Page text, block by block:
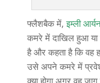
फ्लैशबैक में, इम्ली
कमरे में दाखिल हुआ
है और कहता है कि वह
उसे अपने कमरे में
क्या होगा अगर वह